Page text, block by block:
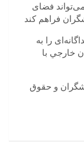
فضای
فراهم کند
را به
خارجي با
و حقوق